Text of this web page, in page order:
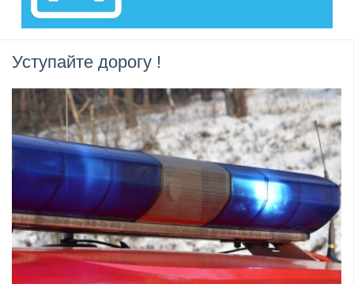
Уступайте дорогу !